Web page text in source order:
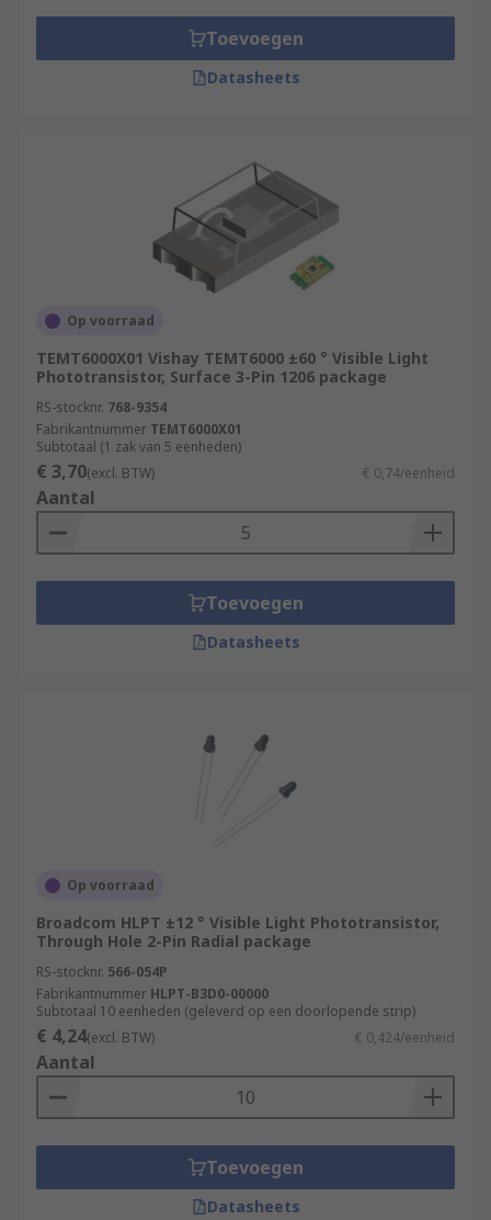
Toevoegen
Datasheets
Op voorraad
TEMT6000X01 Vishay TEMT6000 ±60 ° Visible Light
Phototransistor, Surface 3-Pin 1206 package
RS-stocknr. 768-9354
Fabrikantnummer TEMT6000X01
Subtotaal (1 zak van 5 eenheden)
€ 3,70(excl. BTW) € 0,74/eenheid
Aantal
Toevoegen
Datasheets
Op voorraad
Broadcom HLPT ±12 ° Visible Light Phototransistor,
Through Hole 2-Pin Radial package
RS-stocknr. 566-054P
Fabrikantnummer HLPT-B3D0-00000
Subtotaal 10 eenheden (geleverd op een doorlopende strip)
€ 4,24(excl. BTW) € 0,424/eenheid
Aantal
Toevoegen
Datasheets